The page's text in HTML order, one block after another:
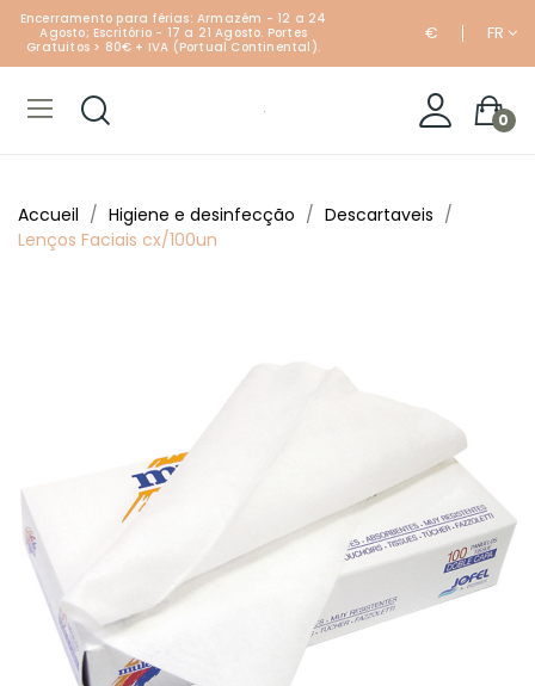
Encerramento para férias: Armazém - 12 a 24
Agosto; Escritório - 17 a 21 Agosto. Portes
Gratuitos > 80€ + IVA (Portual Continental).
€ FR
0
Accueil Higiene e desinfecção
Descartaveis
Lenços Faciais cx/100un